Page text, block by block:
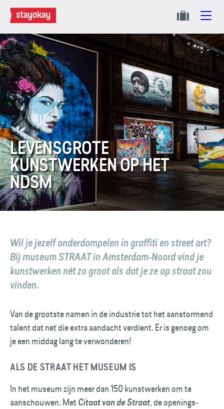
LEVENSGROTE
KUNSTWERKEN OP HET
NDSM
Wil je jezelf onderdompelen in graffiti en street art?
Bij museum STRAAT in Amsterdam-Noord vind je
kunstwerken nét zo groot als dat je ze op straat zou
vinden.
Van de grootste namen in de industrie tot het aanstormend
talent dat net die extra aandacht verdient. Er is genoeg om
je een middag lang te verwonderen!
ALS DE STRAAT HET MUSEUM IS
In het museum zijn meer dan 150 kunstwerken om te
aanschouwen. Met Citaat van de Straat, de openings­